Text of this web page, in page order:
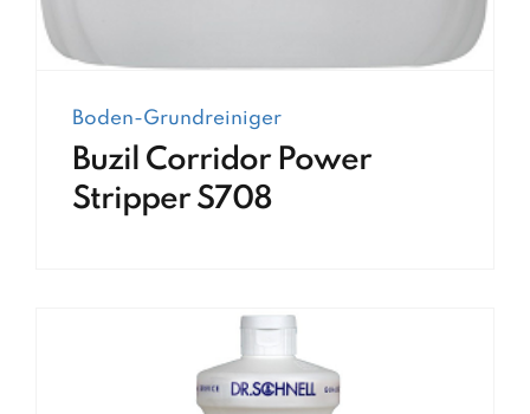
Boden-Grundreiniger
Buzil Corridor Power
Stripper S708